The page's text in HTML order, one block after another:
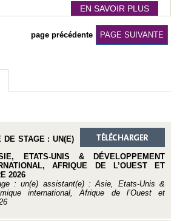
EN SAVOIR PLUS
page précédente PAGE SUIVANTE
DE STAGE : UN(E)
ETATS-UNIS & DÉVELOPPEMENT
AFRIQUE DE L’OUEST ET
2026
: un(e) assistant(e) : Asie, Etats-Unis &
international, Afrique de l’Ouest et